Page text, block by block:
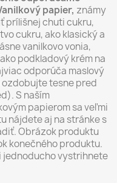
papier, známy
prílišnej chuti cukru,
cukru, ako klasický a
vanilkovo vonia,
podkladový krém na
odporúča maslový
ozdobujte tesne pred
S naším
papierom sa veľmi
nájdete aj na stránke s
Obrázok produktu
konečného produktu.
jednoducho vystrihnete